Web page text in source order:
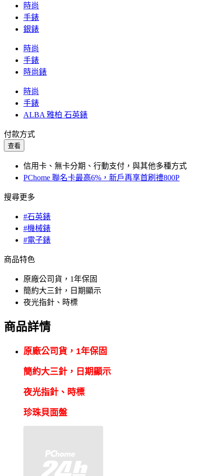
時尚
手錶
銀錶
時尚
手錶
時尚錶
時尚
手錶
ALBA 雅柏 石英錶
付款方式
查看
信用卡、無卡分期、行動支付，與其他多種方式
PChome 聯名卡最高6%，新戶再享首刷禮800P
搜尋更多
#石英錶
#機械錶
#電子錶
商品特色
原廠公司貨，1年保固
簡約大三針，日期顯示
夜光指針、時標
商品詳情
原廠公司貨，1年保固
簡約大三針 ， 日期顯示
夜光指針 、時標
珍珠貝面盤